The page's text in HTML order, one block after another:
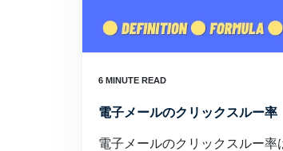
電子メールのクリックスルー率
電子メールのクリックスルー